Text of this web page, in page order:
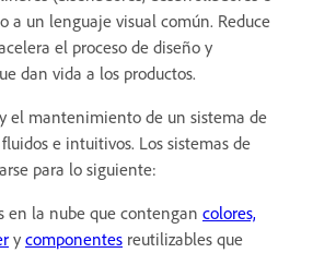
a un lenguaje visual común. Reduce
el proceso de diseño y
dan vida a los productos.
el mantenimiento de un sistema de
e intuitivos. Los sistemas de
para lo siguiente:
en la nube que contengan colores,
y componentes reutilizables que